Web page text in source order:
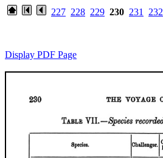
227 228 229 230 231 232
Display PDF Page